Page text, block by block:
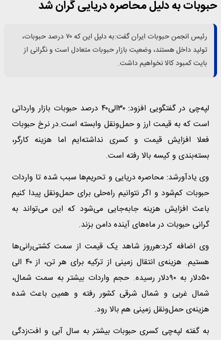
حبوبات به دلیل محاصره دریایی گران شد
رئیس انجمن حبوبات ایران گفت:به دلیل این که ۷۰ درصد حبوبات،
تولید داخل هستند، وضعیت بازار حبوبات متعادل است و نگرانی از
بایت کمبود کالا نخواهیم داشت.
لپه‌چی در گفتگویی افزود: ۳۰الی۴۰ درصد حبوبات بازار وارداتی
است که به قیمت ارز و حمل‌‌‌ونقل وابسته است.در نرخ حبوبات
فعلا افزایش قیمت و کسری نداشته‌ایم اما هزینه کارگر،
بسته‌بندی و کیسه بالا رفته است.
وی یادآورشد: محاصره دریایی و تحریم‌ها سبب شده تا واردات
حبوبات کم‌شود و اگر نتوانیم راه‌حلی برای حمل‌‌ونقل پیدا کنیم
باعث افزایش هزینه جابه‌جایی می‌شود که این می‌تواند به
گرانی حبوبات در ماه‌های آینده دامن بزند.
وی اضافه کرد:هرروز شاهد یک قیمت از سمت کشتی‌رانی‌ها
هستیم. هزینه‌ی انتقال زمینی از ترکیه برای هر تن، از ۴۰ الی
۵۰دلار به ۹۰دلار رسیده. حجم واردات بیشتر به سمت شمال،
شمال غربی و شمال شرقی کشور رفته و همین باعث شده
هزینه‌ی حمل‌‌‌‌‌‌ونقل زمینی هم بالا رود.
به گفته لپه‌چی کسری حبوبات بیشتر به سال آبی و افت‌زدگی